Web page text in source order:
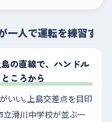
一人で運転を練習する
の直線で、ハンドル
ころから
いい。上島交差点を目印
立滑川中学校が並ぶ一